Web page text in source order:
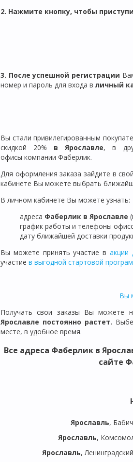
2. Нажмите кнопку, чтобы
3. После успешной регистрации
номер и пароль для входа в личный
Вы стали привилегированным
скидкой 20% в Ярославле, в
офисы компании Фаберлик.
Для оформления заказа зайдите в свой
кабинете Вы можете выбрать
В личном кабинете Вы можете узнать:
адреса Фаберлик в Ярославле
график работы и телефоны
дату ближайшей доставки
Вы можете принять участие в акции
участие в выгодной стартовой
Вы
Получать свои заказы Вы можете
Ярославле постоянно растет.
месте, в удобное время.
Все адреса Фаберлик в
сайте
Ярославль,
Ярославль,
Ярославль,